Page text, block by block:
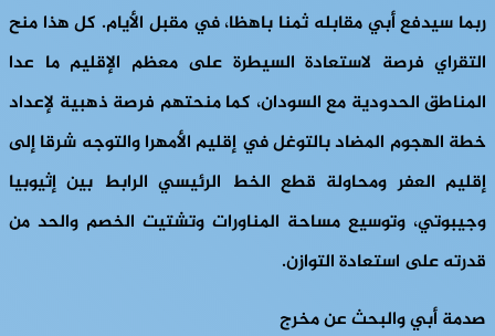
ربما سيدفع أبي مقابله ثمنا باهظا، في مقبل الأيام. كل هذا منح
التقراي فرصة لاستعادة السيطرة على معظم الإقليم ما عدا
المناطق الحدودية مع السودان، كما منحتهم فرصة ذهبية لإعداد
خطة الهجوم المضاد بالتوغل في إقليم الأمهرا والتوجه شرقا إلى
إقليم العفر ومحاولة قطع الخط الرئيسي الرابط بين إثيوبيا
وجيبوتي، وتوسيع مساحة المناورات وتشتيت الخصم والحد من
قدرته على استعادة التوازن.
صدمة أبي والبحث عن مخرج